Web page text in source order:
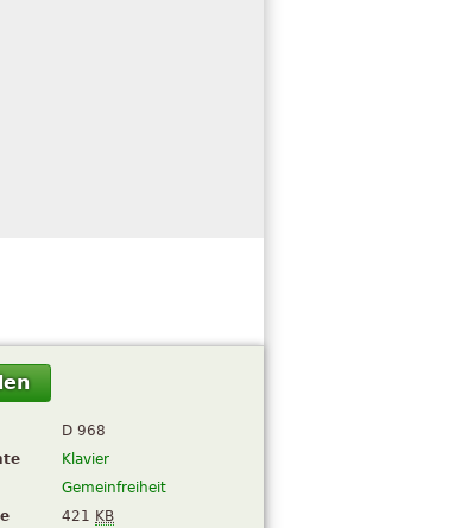
D 968
Klavier
Gemeinfreiheit
421 KB